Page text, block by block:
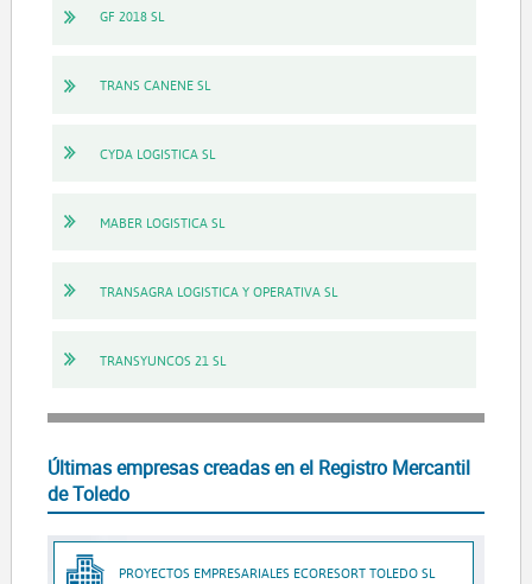
GF 2018 SL
TRANS CANENE SL
CYDA LOGISTICA SL
MABER LOGISTICA SL
TRANSAGRA LOGISTICA Y OPERATIVA SL
TRANSYUNCOS 21 SL
Últimas empresas creadas en el Registro Mercantil
de Toledo
PROYECTOS EMPRESARIALES ECORESORT TOLEDO SL